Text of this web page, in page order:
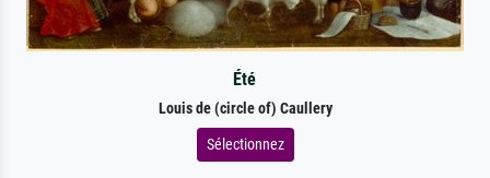
Été
Louis de (circle of) Caullery
Sélectionnez